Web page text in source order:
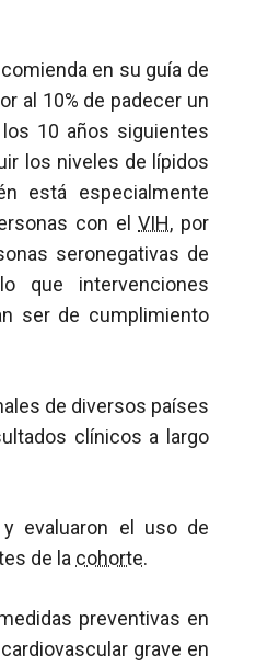
en su guía de
al 10% de padecer un
10 años siguientes
los niveles de lípidos
está especialmente
con elVIH, por
seronegativas de
que intervenciones
ser de cumplimiento
de diversos países
clínicos a largo
evaluaron el uso de
de la cohorte.
preventivas en
grave en